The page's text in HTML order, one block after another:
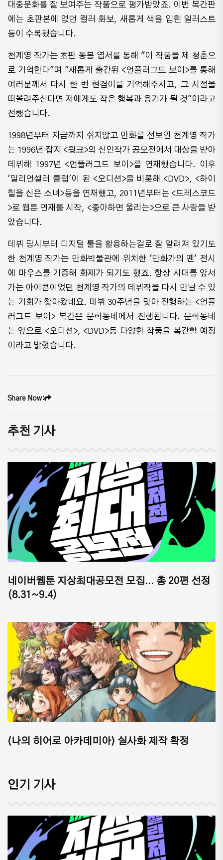
대중문화를 잘 보여주는 작품으로 평가받았죠. 이번 복간판
에는 초판본에 없던 컬러 화보, 새롭게 색을 입힌 일러스트
등이 수록됐습니다.
천계영 작가는 초판 동봉 엽서를 통해 "이 작품을 제 청춘으
로 기억한다"며 "새롭게 출간된 <언플러그드 보이>를 통해
여러분께서 다시 한 번 현겸이를 기억해주시고, 그 시절을
떠올려주신다면 저에게도 작은 행복과 용기가 될 것"이라고
전했습니다.
1998년부터 지금까지 쉬지않고 만화를 선보인 천계영 작가
는 1996년 잡지 <윙크>의 신인작가 공모전에서 대상을 받아
데뷔해 1997년 <언플러그드 보이>를 연재했습니다. 이후
'밀리언셀러 클럽'이 된 <오디션>을 비롯해 <DVD>, <하이
힐을 신은 소녀>등을 연재했고, 2011년부터는 <드레스코드
>로 웹툰 연재를 시작, <좋아하면 울리는>으로 큰 사랑을 받
았습니다.
데뷔 당시부터 디지털 툴을 활용하는걸로 잘 알려져 있기도
한 천계영 작가는 만화박물관에 위치한 '만화가의 펜' 전시
에 마우스를 기증해 화제가 되기도 했죠. 항상 시대를 앞서
가는 아이콘이었던 천계영 작가의 데뷔작을 다시 만날 수 있
는 기회가 찾아왔네요. 데뷔 30주년을 맞아 진행하는 <언플
러그드 보이> 복간은 문학동네에서 진행됩니다. 문학동네
는 앞으로 <오디션>, <DVD>등 다양한 작품을 복간할 예정
이라고 밝혔습니다.
Share Now:
추천 기사
네이버웹툰 지상최대공모전 모집... 총 20편 선정
(8.31~9.4)
⟨나의 히어로 아카데미아⟩ 실사화 제작 확정
인기 기사